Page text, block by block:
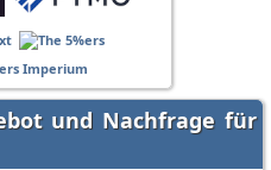
und Nachfrage für